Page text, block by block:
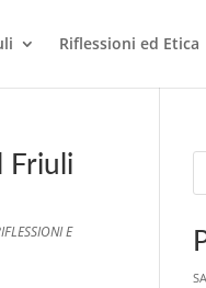
Riflessioni ed Etica
Friuli
E